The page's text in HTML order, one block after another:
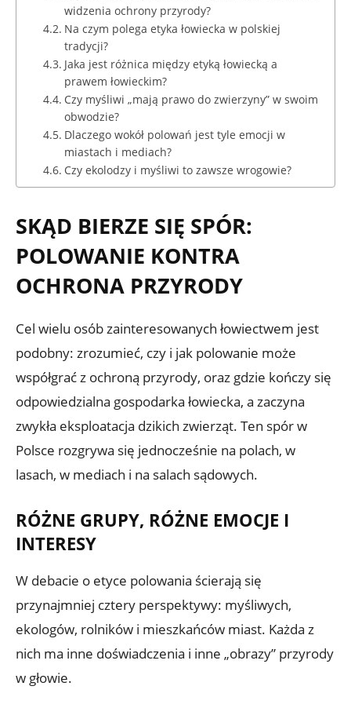
widzenia ochrony przyrody?
Na czym polega etyka łowiecka w polskiej
tradycji?
Jaka jest różnica między etyką łowiecką a
prawem łowieckim?
Czy myśliwi „mają prawo do zwierzyny” w swoim
obwodzie?
Dlaczego wokół polowań jest tyle emocji w
miastach i mediach?
Czy ekolodzy i myśliwi to zawsze wrogowie?
SKĄD BIERZE SIĘ SPÓR:
POLOWANIE KONTRA
OCHRONA PRZYRODY
Cel wielu osób zainteresowanych łowiectwem jest
podobny: zrozumieć, czy i jak polowanie może
współgrać z ochroną przyrody, oraz gdzie kończy się
odpowiedzialna gospodarka łowiecka, a zaczyna
zwykła eksploatacja dzikich zwierząt. Ten spór w
Polsce rozgrywa się jednocześnie na polach, w
lasach, w mediach i na salach sądowych.
RÓŻNE GRUPY, RÓŻNE EMOCJE I
INTERESY
W debacie o etyce polowania ścierają się
przynajmniej cztery perspektywy: myśliwych,
ekologów, rolników i mieszkańców miast. Każda z
nich ma inne doświadczenia i inne „obrazy” przyrody
w głowie.